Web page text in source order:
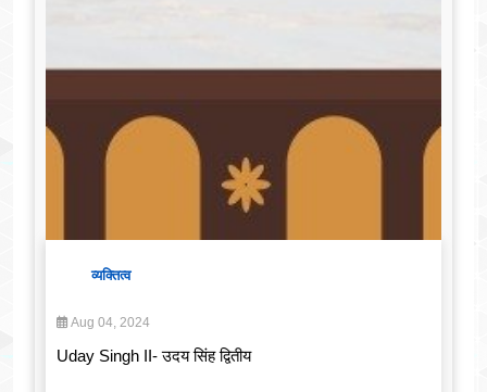
व्यक्तित्व
Aug 04, 2024
Uday Singh II- उदय सिंह द्वितीय